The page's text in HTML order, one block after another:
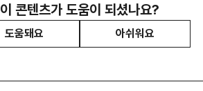
이 콘텐츠가 도움이 되셨나요?
도움돼요 아쉬워요